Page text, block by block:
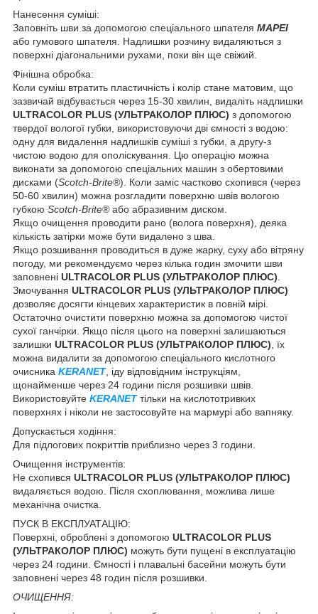
Нанесення суміші:
Заповніть шви за допомогою спеціального шпателя MAPEI
або гумового шпателя. Надлишки розчину видаляються з
поверхні діагональними рухами, поки він ще свіжий.
Фінішна обробка:
Коли суміш втратить пластичність і колір стане матовим, що
зазвичай відбувається через 15-30 хвилин, видаліть надлишки
ULTRACOLOR PLUS (УЛЬТРАКОЛОР ПЛЮС) з допомогою
твердої вологої губки, використовуючи дві ємності з водою:
одну для видалення надлишків суміші з губки, а другу-з
чистою водою для ополіскування. Цю операцію можна
виконати за допомогою спеціальних машин з обертовими
дисками (Scotch-Brite®). Коли заміс частково схопився (через
50-60 хвилин) можна розгладити поверхню швів вологою
губкою Scotch-Brite®або абразивним диском.
Якщо очищення проводити рано (волога поверхня), деяка
кількість затірки може бути видалено з шва.
Якщо розшивання проводиться в дуже жарку, суху або вітряну
погоду, ми рекомендуємо через кілька годин змочити шви
заповнені ULTRACOLOR PLUS (УЛЬТРАКОЛОР ПЛЮС).
Змочування ULTRACOLOR PLUS (УЛЬТРАКОЛОР ПЛЮС)
дозволяє досягти кінцевих характеристик в повній мірі.
Остаточно очистити поверхню можна за допомогою чистої
сухої ганчірки. Якщо після цього на поверхні залишаються
залишки ULTRACOLOR PLUS (УЛЬТРАКОЛОР ПЛЮС), їх
можна видалити за допомогою спеціального кислотного
очисника KERANET, іду відповідним інструкціям,
щонайменше через 24 години після розшивки швів.
Використовуйте KERANETтільки на кислототривких
поверхнях і ніколи не застосовуйте на мармурі або вапняку.
Допускається ходіння:
Для підлогових покриттів приблизно через 3 години.
Очищення інструментів:
Не схопився ULTRACOLOR PLUS (УЛЬТРАКОЛОР ПЛЮС)
видаляється водою. Після схоплювання, можлива лише
механічна очистка.
ПУСК В ЕКСПЛУАТАЦІЮ:
Поверхні, оброблені з допомогою ULTRACOLOR PLUS
(УЛЬТРАКОЛОР ПЛЮС) можуть бути пущені в експлуатацію
через 24 години. Ємності і плавальні басейни можуть бути
заповнені через 48 годин після розшивки.
ОЧИЩЕННЯ: